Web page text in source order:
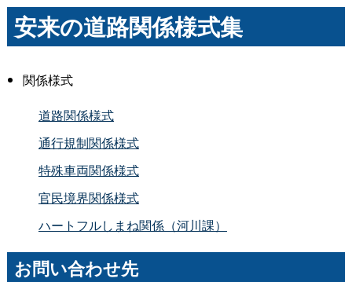
安来の道路関係様式集
関係様式
道路関係様式
通行規制関係様式
特殊車両関係様式
官民境界関係様式
ハートフルしまね関係（河川課）
お問い合わせ先